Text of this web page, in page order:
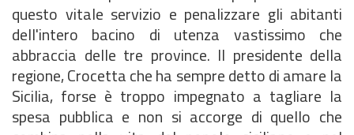
questo vitale servizio e penalizzare gli abitanti
dell'intero bacino di utenza vastissimo che
abbraccia delle tre province. Il presidente della
regione, Crocetta che ha sempre detto di amare la
Sicilia, forse è troppo impegnato a tagliare la
spesa pubblica e non si accorge di quello che